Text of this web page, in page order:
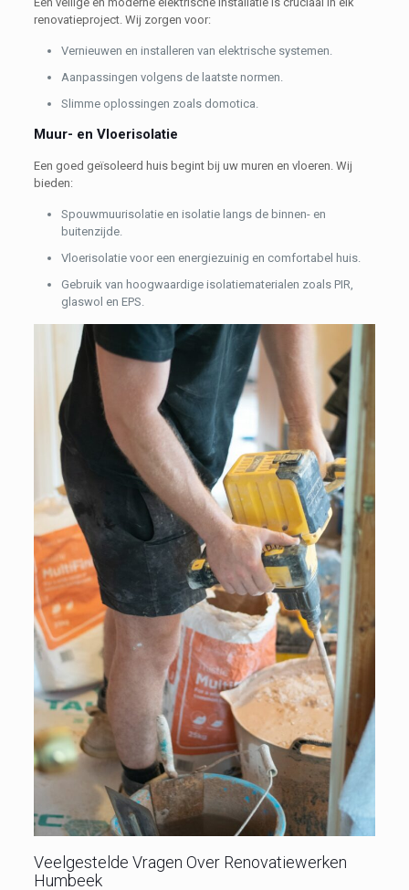
renovatieproject. Wij zorgen voor:
Vernieuwen en installeren van elektrische systemen.
Aanpassingen volgens de laatste normen.
Slimme oplossingen zoals domotica.
Muur- en Vloerisolatie
Een goed geïsoleerd huis begint bij uw muren en vloeren. Wij
bieden:
Spouwmuurisolatie en isolatie langs de binnen- en
buitenzijde.
Vloerisolatie voor een energiezuinig en comfortabel huis.
Gebruik van hoogwaardige isolatiematerialen zoals PIR,
glaswol en EPS.
Veelgestelde Vragen Over Renovatiewerken
Humbeek